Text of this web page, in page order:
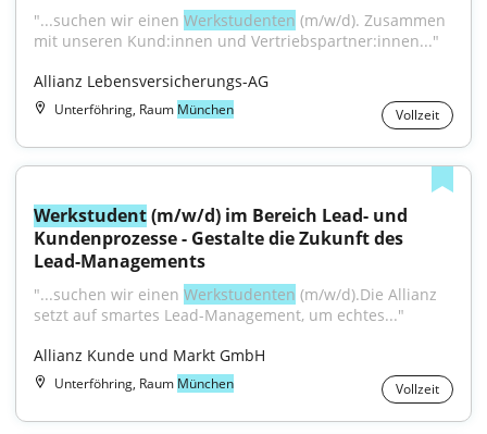
"...suchen wir einen Werkstudenten (m/w/d). Zusammen
mit unseren Kund:innen und Vertriebspartner:innen..."
Allianz Lebensversicherungs-AG
Unterföhring, Raum München Vollzeit
Werkstudent (m/w/d) im Bereich Lead- und
Kundenprozesse - Gestalte die Zukunft des
Lead-Managements
"...suchen wir einen Werkstudenten (m/w/d).Die Allianz
setzt auf smartes Lead-Management, um echtes..."
Allianz Kunde und Markt GmbH
Unterföhring, Raum München Vollzeit